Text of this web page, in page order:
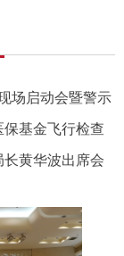
场启动会暨警示
保基金飞行检查
黄华波出席会